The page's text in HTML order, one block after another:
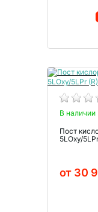
В наличии
Пост
5LOxy/
от 30